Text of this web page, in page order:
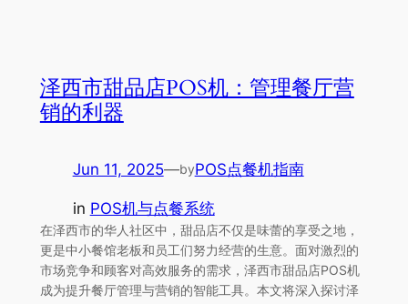
泽西市甜品店POS机：管理餐厅营
销的利器
Jun 11, 2025—byPOS点餐机指南
in POS机与点餐系统
在泽西市的华人社区中，甜品店不仅是味蕾的享受之地，
更是中小餐馆老板和员工们努力经营的生意。面对激烈的
市场竞争和顾客对高效服务的需求，泽西市甜品店POS机
成为提升餐厅管理与营销的智能工具。本文将深入探讨泽